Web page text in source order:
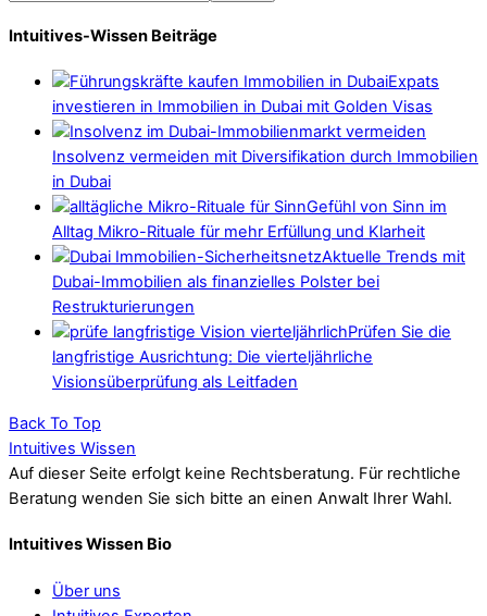
Intuitives-Wissen Beiträge
Expats
investieren in Immobilien in Dubai mit Golden Visas
Insolvenz vermeiden mit Diversifikation durch Immobilien
in Dubai
Gefühl von Sinn im
Alltag Mikro-Rituale für mehr Erfüllung und Klarheit
Aktuelle Trends mit
Dubai-Immobilien als finanzielles Polster bei
Restrukturierungen
Prüfen Sie die
langfristige Ausrichtung: Die vierteljährliche
Visionsüberprüfung als Leitfaden
Back To Top
Intuitives Wissen
Auf dieser Seite erfolgt keine Rechtsberatung. Für rechtliche
Beratung wenden Sie sich bitte an einen Anwalt Ihrer Wahl.
Intuitives Wissen Bio
Über uns